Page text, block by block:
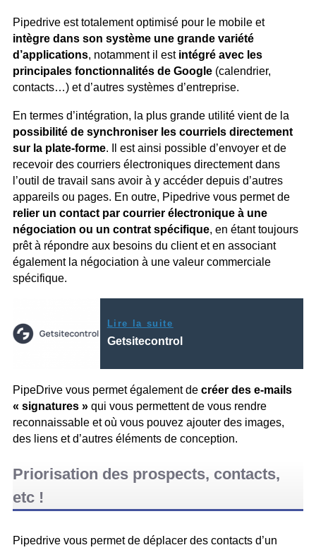
Pipedrive est totalement optimisé pour le mobile et
intègre dans son système une grande variété
d’applications, notamment il est intégré avec les
principales fonctionnalités de Google (calendrier,
contacts…) et d’autres systèmes d’entreprise.
En termes d’intégration, la plus grande utilité vient de la
possibilité de synchroniser les courriels directement
sur la plate-forme. Il est ainsi possible d’envoyer et de
recevoir des courriers électroniques directement dans
l’outil de travail sans avoir à y accéder depuis d’autres
appareils ou pages. En outre, Pipedrive vous permet de
relier un contact par courrier électronique à une
négociation ou un contrat spécifique, en étant toujours
prêt à répondre aux besoins du client et en associant
également la négociation à une valeur commerciale
spécifique.
Lire la suite
Getsitecontrol
PipeDrive vous permet également de créer des e-mails
« signatures » qui vous permettent de vous rendre
reconnaissable et où vous pouvez ajouter des images,
des liens et d’autres éléments de conception.
Priorisation des prospects, contacts,
etc !
Pipedrive vous permet de déplacer des contacts d’un